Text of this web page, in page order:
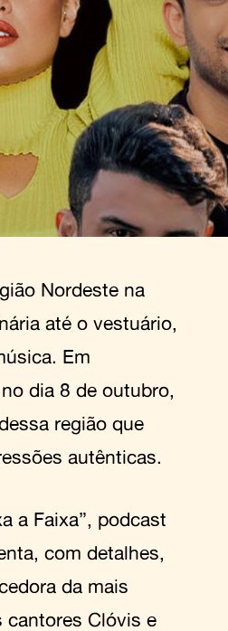
Nordeste na
até o vestuário,
Em
dia 8 de outubro,
região que
autênticas.
a Faixa”, podcast
com detalhes,
da mais
cantores Clóvis e